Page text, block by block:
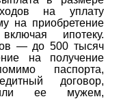
на уплату
на приобретение
ипотеку.
— до 500 тысяч
на получение
паспорта,
договор,
или ее мужем,